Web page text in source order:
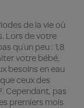
de la vie où
Lors de votre
qu’un peu : 1,8
votre bébé,
besoins en eau
ceux des
Cependant, pas
premiers mois